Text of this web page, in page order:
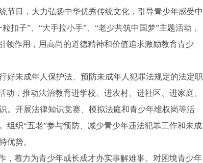
节日，大力弘扬中华优秀传统文化，引导青少年感受中
扣子”、“大手拉小手”、“老少共筑中国梦”主题活动，
领作用，用高尚的道德精神和价值追求激励教育青少
未成年人保护法、预防未成年人犯罪法规定的法定职
，推动法治教育进学校、进农村、进社区、进家庭、
。开展法律知识竞赛、模拟法庭和青少年维权岗等活
组织“五老”参与预防、减少青少年违法犯罪工作和未成
优势。
着力为青少年成长成才办实事解难事。对困境青少年